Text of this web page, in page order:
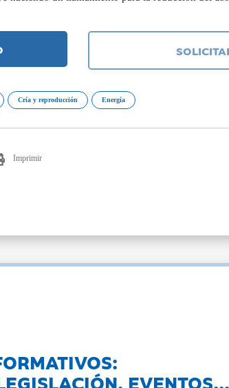
Cría y reproducción Energía
Imprimir
EVENTOS...